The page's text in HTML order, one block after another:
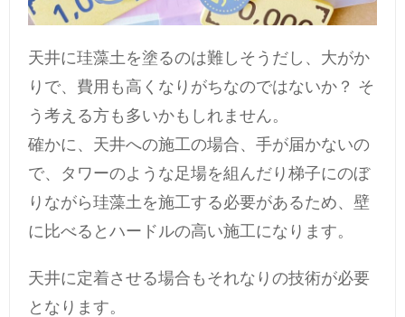
天井に珪藻土を塗るのは難しそうだし、大がか
りで、費用も高くなりがちなのではないか？ そ
う考える方も多いかもしれません。
確かに、天井への施工の場合、手が届かないの
で、タワーのような足場を組んだり梯子にのぼ
りながら珪藻土を施工する必要があるため、壁
に比べるとハードルの高い施工になります。
天井に定着させる場合もそれなりの技術が必要
となります。